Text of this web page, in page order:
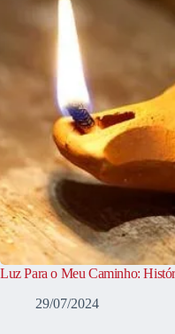
Luz Para o Meu Caminho:
29/07/2024